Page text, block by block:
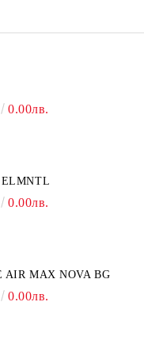
0.00лв.
0.00лв.
AIR MAX NOVA BG
0.00лв.